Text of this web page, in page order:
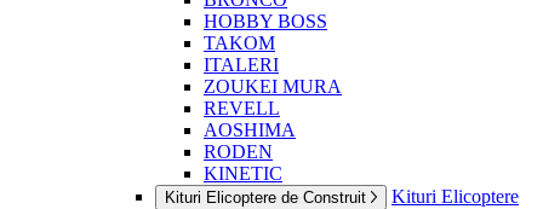
HOBBY BOSS
TAKOM
ITALERI
ZOUKEI MURA
REVELL
AOSHIMA
RODEN
KINETIC
Kituri Elicoptere de Construit
Kituri Elicoptere